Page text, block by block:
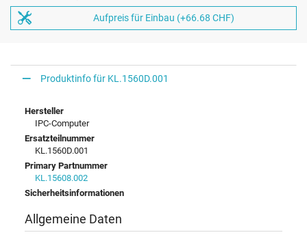
Aufpreis für Einbau (+66.68 CHF)
Produktinfo für KL.1560D.001
Hersteller
IPC-Computer
Ersatzteilnummer
KL.1560D.001
Primary Partnummer
KL.15608.002
Sicherheitsinformationen
Allgemeine Daten